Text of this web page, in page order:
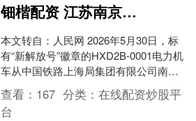
钿楷配资 江苏南京：“新解放号”机车首发
本文转自：人民网 2026年5月30日，标
有“新解放号”徽章的HXD2B-0001电力机
车从中国铁路上海局集团有限公司南京
东机辆段整备场驶出，正式投入运营。
这....
查看： 167 分类：在线配资炒股平
台